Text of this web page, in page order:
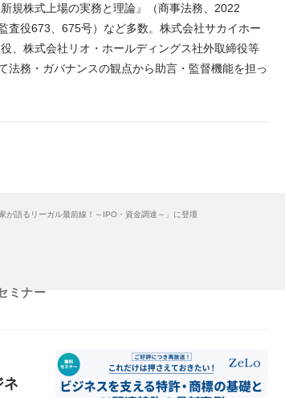
規株式上場の実務と理論』（商事法務、2022
査役673、675号）など多数。株式会社サカイホー
、株式会社リオ・ホールディングス社外取締役等
法務・ガバナンスの観点から助言・監督機能を担っ
が語るリーガル最前線！～IPO・資金調達～」に登壇
ミナー
ネ